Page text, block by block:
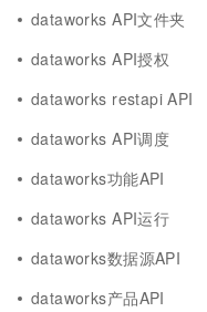
dataworks API文件夹
dataworks API授权
dataworks restapi API
dataworks API调度
dataworks功能API
dataworks API运行
dataworks数据源API
dataworks产品API